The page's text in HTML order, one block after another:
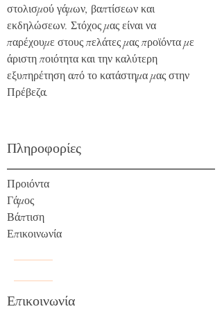
στολισμού γάμων, βαπτίσεων και
εκδηλώσεων. Στόχος μας είναι να
παρέχουμε στους πελάτες μας προϊόντα με
άριστη ποιότητα και την καλύτερη
εξυπηρέτηση από το κατάστημα μας στην
Πρέβεζα.
Πληροφορίες
Προιόντα
Γάμος
Βάπτιση
Επικοινωνία
Επικοινωνία